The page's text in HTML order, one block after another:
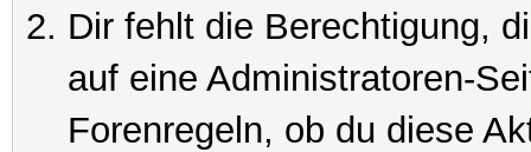
Dir fehlt die Berechtigung,
auf eine Administratoren-
Forenregeln, ob du diese